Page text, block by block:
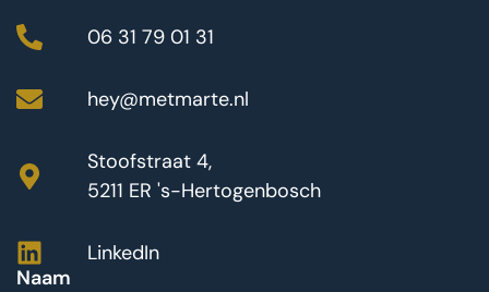
06 31 79 01 31
hey@metmarte.nl
Stoofstraat 4,
5211 ER 's-Hertogenbosch
LinkedIn
Naam